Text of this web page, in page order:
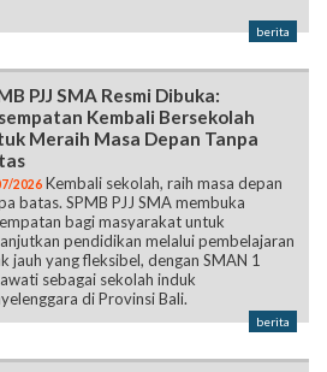
berita
PJJ SMA Resmi Dibuka:
Kembali Bersekolah
Meraih Masa Depan Tanpa
2026 Kembali sekolah, raih masa depan
batas. SPMB PJJ SMA membuka
bagi masyarakat untuk
pendidikan melalui pembelajaran
jauh yang fleksibel, dengan SMAN 1
sebagai sekolah induk
di Provinsi Bali.
berita